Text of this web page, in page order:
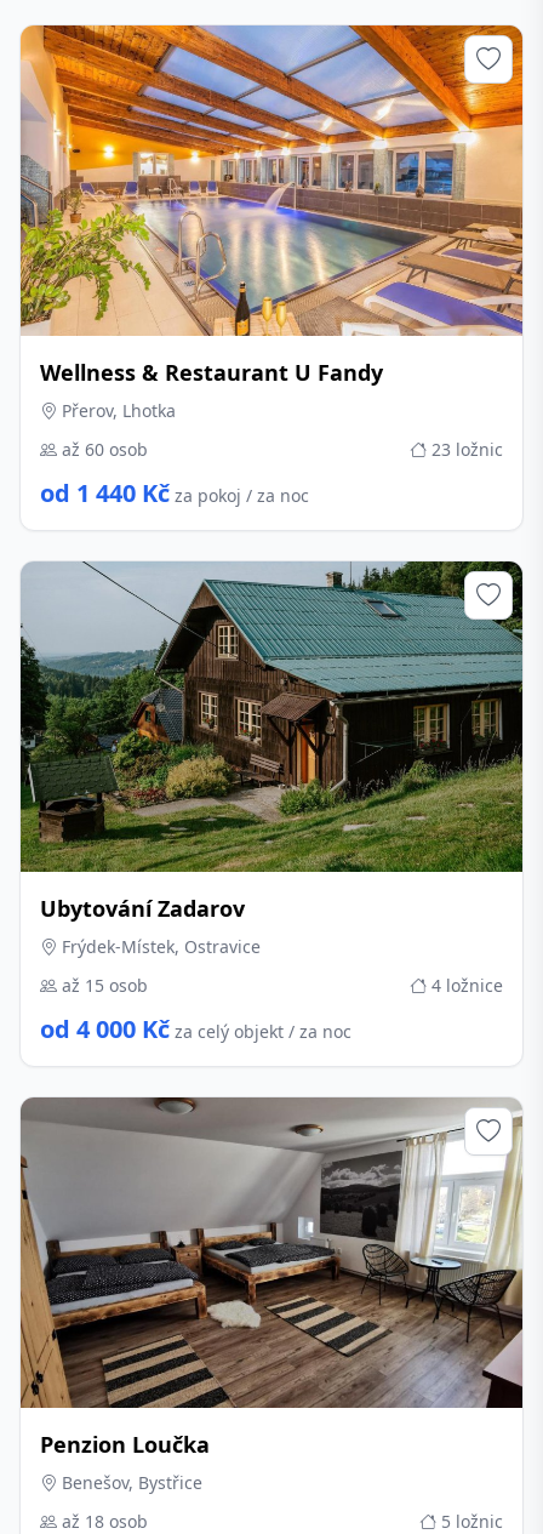
Wellness & Restaurant U Fandy
Přerov, Lhotka
až 60 osob
23 ložnic
od 1 440 Kč za pokoj / za noc
Ubytování Zadarov
Frýdek-Místek, Ostravice
až 15 osob
4 ložnice
od 4 000 Kč za celý objekt / za noc
Penzion Loučka
Benešov, Bystřice
až 18 osob
5 ložnic